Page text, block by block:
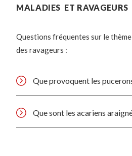
MALADIES ET RAVAGEURS
Questions fréquentes sur le
des ravageurs :
Que provoquent les
Que sont les acariens